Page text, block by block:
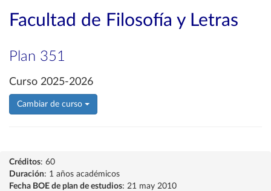
Facultad de Filosofía y Letras
Plan 351
Curso 2025-2026
Cambiar de curso
Créditos: 60
Duración: 1 años académicos
Fecha BOE de plan de estudios: 21 may 2010